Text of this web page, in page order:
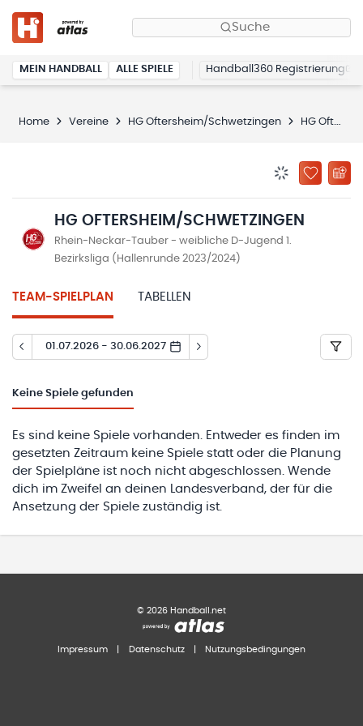
Suche
MEIN HANDBALL ALLE SPIELE Handball360 Registrierung
Home Vereine HG Oftersheim/Schwetzingen HG Oftersheim/Schwetzingen
ZU
HG OFTERSHEIM/SCHWETZINGEN
Rhein-Neckar-Tauber - weibliche D-Jugend 1.
Bezirksliga (Hallenrunde 2023/2024)
TEAM-SPIELPLAN TABELLEN
01.07.2026 - 30.06.2027
Keine Spiele gefunden
Es sind keine Spiele vorhanden. Entweder es finden im
gesetzten Zeitraum keine Spiele statt oder die Planung
der Spielpläne ist noch nicht abgeschlossen. Wende
dich im Zweifel an deinen Landesverband, der für die
Ansetzung der Spiele zuständig ist.
© 2026 Handball.net
Impressum Datenschutz Nutzungsbedingungen